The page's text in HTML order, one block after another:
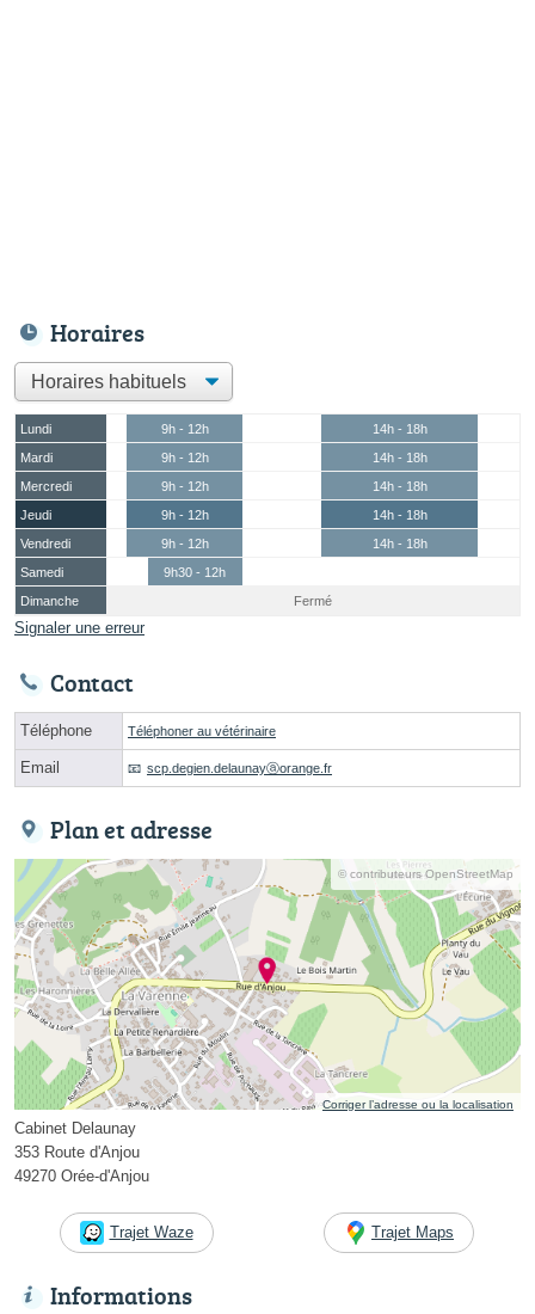
Horaires
Lundi 9h - 12h
14h - 18h
Mardi
9h - 12h
14h - 18h
Mercredi
9h - 12h
14h - 18h
Jeudi
9h - 12h
14h - 18h
Vendredi
9h - 12h
14h - 18h
Samedi
9h30 - 12h
Dimanche
Fermé
Signaler une erreur
Contact
Téléphone Téléphoner au vétérinaire
Email scp.degien.delaunayⓐorange.fr
Plan et adresse
© contributeurs OpenStreetMap
Corriger l’adresse ou la localisation
Cabinet Delaunay
353 Route d'Anjou
49270 Orée-d'Anjou
Trajet Waze Trajet Maps
Informations